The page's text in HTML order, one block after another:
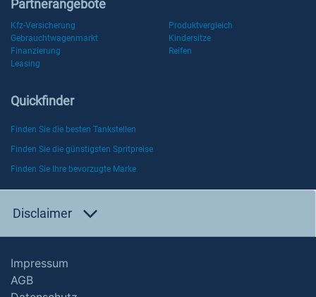
Partnerangebote
Kfz-Versicherung
Produktvergleich
Gebrauchtwagenmarkt
Kindersitze
Finanzierung
Reifen
Leasing
Quickfinder
Finden Sie die besten Tankstellen
Finden Sie die günstigsten Spritpreise
Finden Sie Ihre bevorzugte Marke
Disclaimer
Impressum
AGB